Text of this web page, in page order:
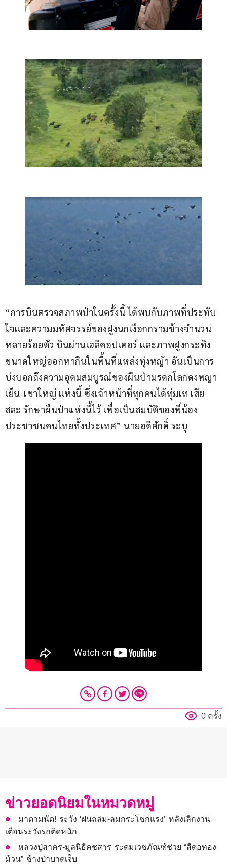
“การบินตรวจสภาพป่าในครั้งนี้ ได้พบกับภาพที่ประทับ
ใจและความมหัศจรรย์ของฝูงนกเงือกกรามช้างจำนวน
หลายร้อยตัว บินผ่านเฮลิคอปเตอร์ และภาพฝูงกระทิง
ขนาดใหญ่ออกหากินในพื้นที่แหล่งทุ่งหญ้า อันเป็นการ
บ่งบอกถึงความอุดมสมบูรณ์ของผืนป่ามรดกโลกดงพญา
เย็น-เขาใหญ่ แห่งนี้ ซึ่งเจ้าหน้าที่ทุกคนได้ทุ่มเท เสีย
สละ รักษาผืนป่าแห่งนี้ไว้ เพื่อเป็นสมบัติของพี่น้อง
ประชาชนคนไทยทั้งประเทศ” นายอดิศักดิ์ ระบุ
0 ครั้ง
ข่าวยอดนิยมในหมวดหมู่
มาตามนัด! ระวัง ‘ฝนถล่ม-ลมกระโชกแรง’ หลังเลิกงาน
เตือนระวังรถติดหนัก
หลวงปู่สาคร-มูลนิธิคชสาร ระดมเวชภัณฑ์ช่วย “สีดอทอง
ม้วน” ช้างป่าบาดเจ็บ